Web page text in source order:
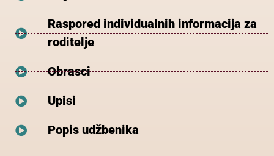
Raspored individualnih informacija za
roditelje
Obrasci
Upisi
Popis udžbenika